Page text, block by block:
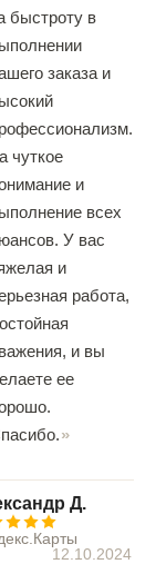
быстроту в
заказа и
чуткое
и
всех
У вас
и
работа,
и вы
ее
Д.
12.10.2024